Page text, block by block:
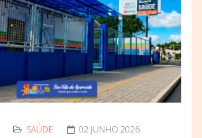
SAÚDE
02 JUNHO 2026